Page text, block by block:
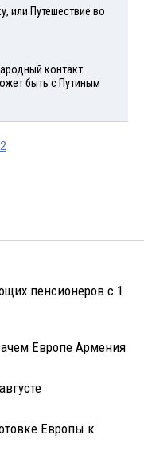
или Путешествие во
контакт
быть с Путиным
пенсионеров с 1
Европе Армения
Европы к